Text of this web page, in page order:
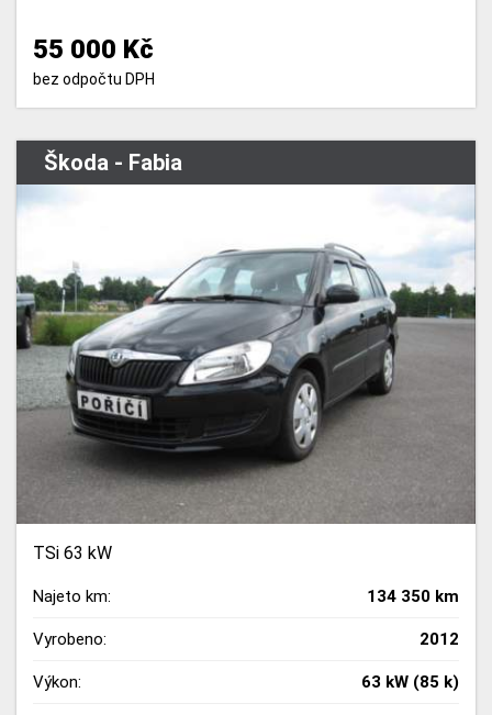
55 000 Kč
bez odpočtu DPH
Škoda - Fabia
TSi 63 kW
Najeto km: 134 350 km
Vyrobeno: 2012
Výkon: 63 kW (85 k)